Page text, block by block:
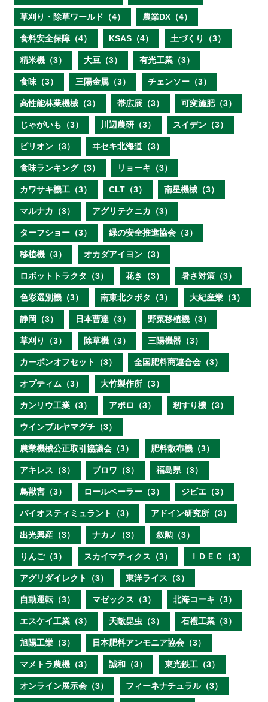
草刈り・除草ワールド（4） 農業DX（4）
食料安全保障（4） KSAS（4） 土づくり（3）
精米機（3） 大豆（3） 有光工業（3）
食味（3） 三陽金属（3） チェンソー（3）
高性能林業機械（3） 帯広展（3） 可変施肥（3）
じゃがいも（3） 川辺農研（3） スイデン（3）
ピリオン（3） ヰセキ北海道（3）
食味ランキング（3） リョーキ（3）
カワサキ機工（3） CLT（3） 南星機械（3）
マルナカ（3） アグリテクニカ（3）
ターフショー（3） 緑の安全推進協会（3）
移植機（3） オカダアイヨン（3）
ロボットトラクタ（3） 花き（3） 暑さ対策（3）
色彩選別機（3） 南東北クボタ（3） 大紀産業（3）
静岡（3） 日本曹達（3） 野菜移植機（3）
草刈り（3） 除草機（3） 三陽機器（3）
カーボンオフセット（3） 全国肥料商連合会（3）
オプティム（3） 大竹製作所（3）
カンリウ工業（3） アポロ（3） 籾すり機（3）
ウインブルヤマグチ（3）
農業機械公正取引協議会（3） 肥料散布機（3）
アキレス（3） ブロワ（3） 福島県（3）
鳥獣害（3） ロールベーラー（3） ジビエ（3）
バイオスティミュラント（3） アドイン研究所（3）
出光興産（3） ナカノ（3） 叙勲（3）
りんご（3） スカイマティクス（3） ＩＤＥＣ（3）
アグリダイレクト（3） 東洋ライス（3）
自動運転（3） マゼックス（3） 北海コーキ（3）
エスケイ工業（3） 天敵昆虫（3） 石禮工業（3）
旭陽工業（3） 日本肥料アンモニア協会（3）
マメトラ農機（3） 誠和（3） 東光鉄工（3）
オンライン展示会（3） フィーネナチュラル（3）